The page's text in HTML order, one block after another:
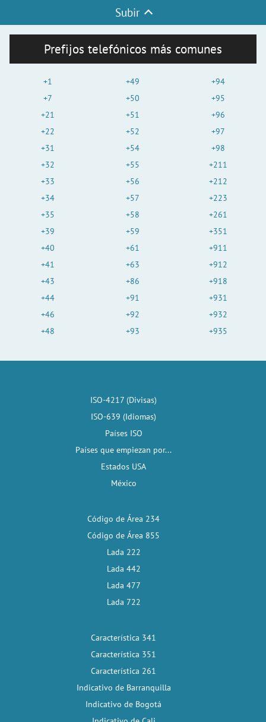
Subir
Prefijos telefónicos más comunes
+1
+7
+21
+22
+31
+32
+33
+34
+35
+39
+40
+41
+43
+44
+46
+48
+49
+50
+51
+52
+54
+55
+56
+57
+58
+59
+61
+63
+86
+91
+92
+93
+94
+95
+96
+97
+98
+211
+212
+223
+261
+351
+911
+912
+918
+931
+932
+935
ISO-4217 (Divisas)
ISO-639 (Idiomas)
Países ISO
Países que empiezan por...
Estados USA
México
Código de Área 234
Código de Área 855
Lada 222
Lada 442
Lada 477
Lada 722
Característica 341
Característica 351
Característica 261
Indicativo de Barranquilla
Indicativo de Bogotá